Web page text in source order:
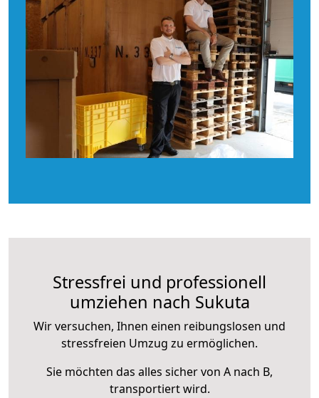
Stressfrei und professionell
umziehen nach Sukuta
Wir versuchen, Ihnen einen reibungslosen und
stressfreien Umzug zu ermöglichen.
Sie möchten das alles sicher von A nach B,
transportiert wird.